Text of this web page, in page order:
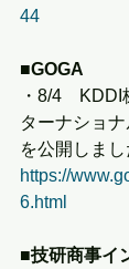
44
■GOGA
・8/4　
ターナショ
を公開しまし
https://
6.html
■技研商事イ